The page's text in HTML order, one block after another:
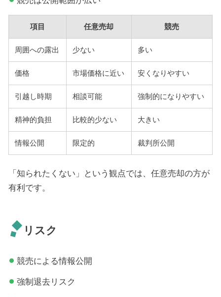
項目 任意売却 競売
周囲への露出 少ない 多い
価格 市場価格に近い 安くなりやすい
引越し時期 相談可能 強制的になりやすい
精神的負担 比較的少ない 大きい
情報公開 限定的 裁判所公開
「知られたくない」という観点では、任意売却の方が
有利です。
リスク
競売による情報公開
強制退去リスク